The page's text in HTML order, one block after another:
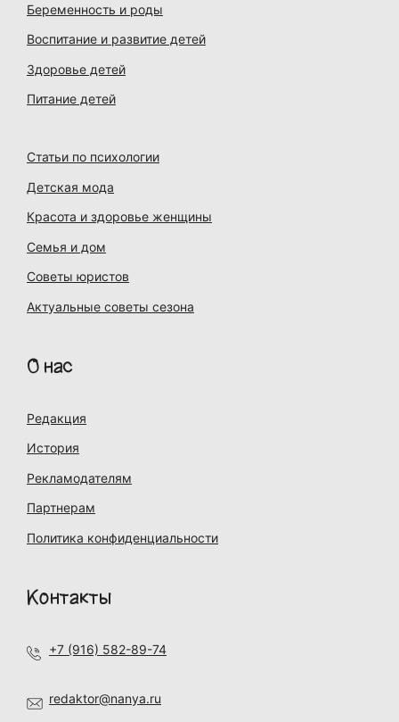
Беременность и роды
Воспитание и развитие детей
Здоровье детей
Питание детей
Статьи по психологии
Детская мода
Красота и здоровье женщины
Семья и дом
Советы юристов
Актуальные советы сезона
О нас
Редакция
История
Рекламодателям
Партнерам
Политика конфиденциальности
Контакты
+7 (916) 582-89-74
redaktor@nanya.ru